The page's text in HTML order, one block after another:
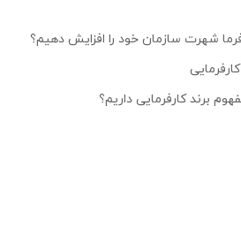
شهرت سازمان خود را افزایش دهیم؟
برند کارفرمایی داریم؟